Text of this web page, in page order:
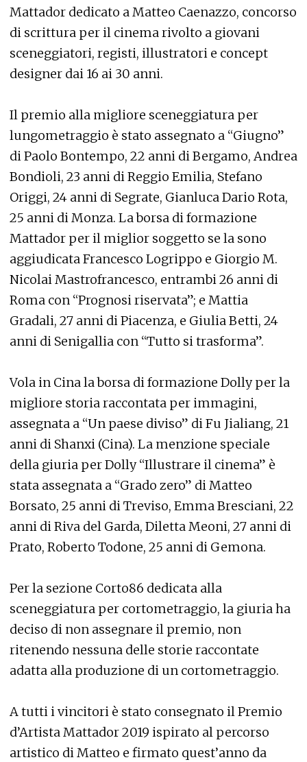
Mattador dedicato a Matteo Caenazzo, concorso
di scrittura per il cinema rivolto a giovani
sceneggiatori, registi, illustratori e concept
designer dai 16 ai 30 anni.
Il premio alla migliore sceneggiatura per
lungometraggio è stato assegnato a “Giugno”
di Paolo Bontempo, 22 anni di Bergamo, Andrea
Bondioli, 23 anni di Reggio Emilia, Stefano
Origgi, 24 anni di Segrate, Gianluca Dario Rota,
25 anni di Monza. La borsa di formazione
Mattador per il miglior soggetto se la sono
aggiudicata Francesco Logrippo e Giorgio M.
Nicolai Mastrofrancesco, entrambi 26 anni di
Roma con “Prognosi riservata”; e Mattia
Gradali, 27 anni di Piacenza, e Giulia Betti, 24
anni di Senigallia con “Tutto si trasforma”.
Vola in Cina la borsa di formazione Dolly per la
migliore storia raccontata per immagini,
assegnata a “Un paese diviso” di Fu Jialiang, 21
anni di Shanxi (Cina). La menzione speciale
della giuria per Dolly “Illustrare il cinema” è
stata assegnata a “Grado zero” di Matteo
Borsato, 25 anni di Treviso, Emma Bresciani, 22
anni di Riva del Garda, Diletta Meoni, 27 anni di
Prato, Roberto Todone, 25 anni di Gemona.
Per la sezione Corto86 dedicata alla
sceneggiatura per cortometraggio, la giuria ha
deciso di non assegnare il premio, non
ritenendo nessuna delle storie raccontate
adatta alla produzione di un cortometraggio.
A tutti i vincitori è stato consegnato il Premio
d’Artista Mattador 2019 ispirato al percorso
artistico di Matteo e firmato quest’anno da